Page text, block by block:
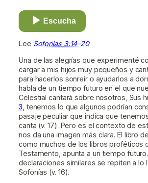
Escucha
Lee Sofonías 3:14–20
Una de las alegrías que experimenté
cargar a mis hijos muy pequeños y
para hacerlos sonreír o ayudarlos a
habla de un tiempo futuro en el que
Celestial cantará sobre nosotros, Sus
3 , tenemos lo que algunos podrían
pasaje peculiar que indica que
canta (v. 17). Pero es el contexto de
nos da una imagen más clara. El libro
como muchos de los libros proféticos
Testamento, apunta a un tiempo futuro.
declaraciones similares se repiten a lo
Sofonías (v. 16).